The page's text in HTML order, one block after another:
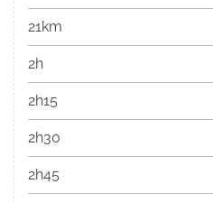
21km
2h
2h15
2h30
2h45